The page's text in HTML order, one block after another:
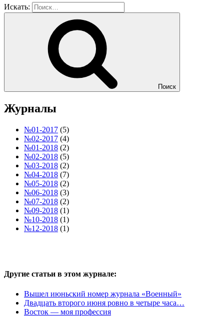
Искать:
Поиск
Журналы
№01-2017 (5)
№02-2017 (4)
№01-2018 (2)
№02-2018 (5)
№03-2018 (2)
№04-2018 (7)
№05-2018 (2)
№06-2018 (3)
№07-2018 (2)
№09-2018 (1)
№10-2018 (1)
№12-2018 (1)
Другие статьи в этом журнале:
Вышел июньский номер журнала «Военный»
Двадцать второго июня ровно в четыре часа…
Восток — моя профессия